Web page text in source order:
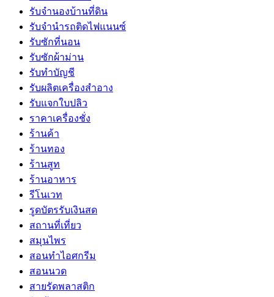
รับจำนองบ้านที่ดิน
รับจำนำรถติดไฟแนนซ์
รับซักที่นอน
รับซักผ้าม่าน
รับทำบัญชี
รับผลิตเครื่องสำอาง
รับแจกใบปลิว
ราคาเครื่องชั่ง
ร้านค้า
ร้านทอง
ร้านสูท
ร้านอาหาร
รีโนเวท
รูดบัตรรับเงินสด
สถานที่เที่ยว
สมุนไพร
สอนทำไอศกรีม
สอนนวด
สายรัดพลาสติก